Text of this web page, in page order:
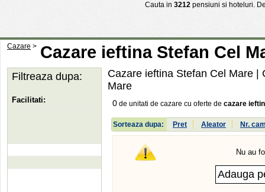
Cauta in 3212 pensiuni si hoteluri.
Cazare > Cazare ieftina Stefan Cel
Cazare ieftina Stefan Cel Mare |
Mare
0 de unitati de cazare cu oferte de cazare
Sorteaza dupa: Pret Aleator Nr.
Nu au
Filtreaza dupa:
Facilitati: